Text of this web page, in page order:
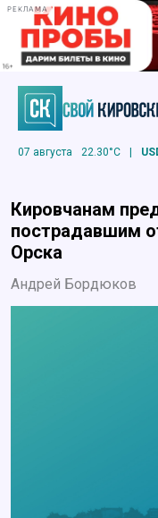
РЕКЛАМА
07 августа 22.30°C |
Кировчанам
пострадавшим
Орска
Андрей Бордюков